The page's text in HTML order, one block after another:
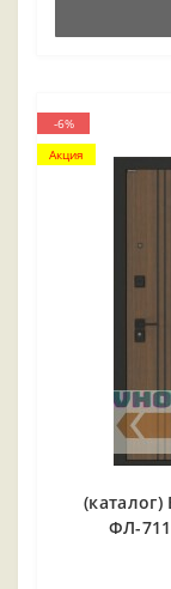
-6%
Акция
ФЛ-